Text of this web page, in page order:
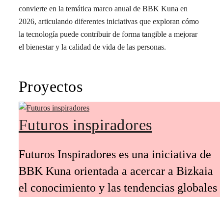
convierte en la temática marco anual de BBK Kuna en
2026, articulando diferentes iniciativas que exploran cómo
la tecnología puede contribuir de forma tangible a mejorar
el bienestar y la calidad de vida de las personas.
Proyectos
Futuros inspiradores
Futuros Inspiradores es una iniciativa de
BBK Kuna orientada a acercar a Bizkaia
el conocimiento y las tendencias globales